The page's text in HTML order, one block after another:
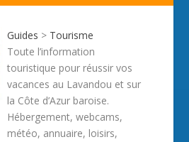
Guides > Tourisme
Toute l’information
touristique pour réussir vos
vacances au Lavandou et sur
la Côte d’Azur baroise.
Hébergement, webcams,
météo, annuaire, loisirs,